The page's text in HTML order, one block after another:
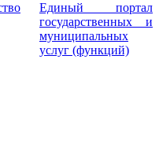
Единый портал
государственных и
муниципальных
услуг (функций)